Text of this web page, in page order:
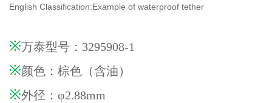
English Classification:Example of waterproof tether
※万泰型号：3295908-1
※颜色：棕色（含油）
※外径：φ2.88mm